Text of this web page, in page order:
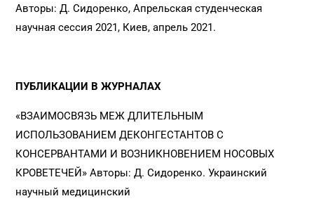
Авторы: Д. Сидоренко, Апрельская студенческая
научная сессия 2021, Киев, апрель 2021.
ПУБЛИКАЦИИ В ЖУРНАЛАХ
«ВЗАИМОСВЯЗЬ МЕЖ ДЛИТЕЛЬНЫМ
ИСПОЛЬЗОВАНИЕМ ДЕКОНГЕСТАНТОВ С
КОНСЕРВАНТАМИ И ВОЗНИКНОВЕНИЕМ НОСОВЫХ
КРОВЕТЕЧЕЙ» Авторы: Д. Сидоренко. Украинский
научный медицинский